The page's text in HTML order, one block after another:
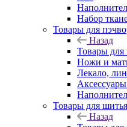
Набор
Товары для
Назад
Товары для
Ножи и
Лекало,
Товары для шитья
Назад